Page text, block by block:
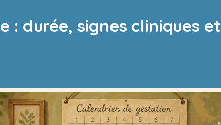
: durée, signes cliniques et